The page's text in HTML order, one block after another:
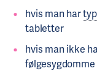
hvis man har
tabletter
hvis man ikke